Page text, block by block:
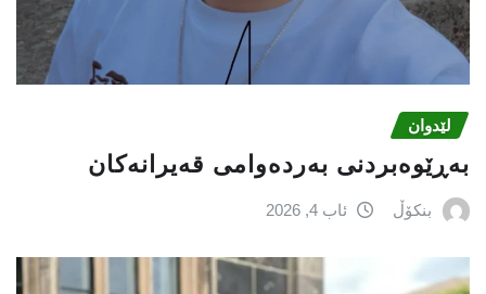
لێدوان
بەڕێوەبردنی بەردەوامی قەیرانەکان
بنکۆڵ ئاب 4, 2026